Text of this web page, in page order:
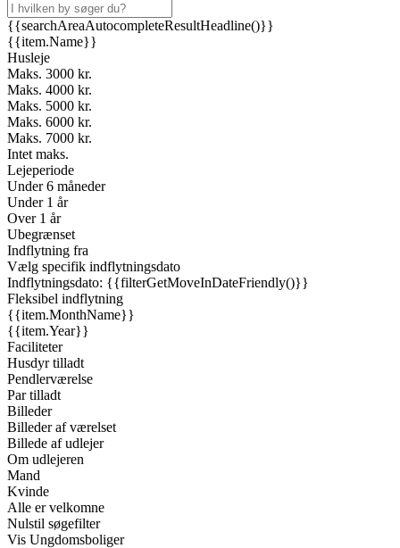
{{searchAreaAutocompleteResultHeadline()}}
{{item.Name}}
Husleje
Maks. 3000 kr.
Maks. 4000 kr.
Maks. 5000 kr.
Maks. 6000 kr.
Maks. 7000 kr.
Intet maks.
Lejeperiode
Under 6 måneder
Under 1 år
Over 1 år
Ubegrænset
Indflytning fra
Vælg specifik indflytningsdato
Indflytningsdato: {{filterGetMoveInDateFriendly()}}
Fleksibel indflytning
{{item.MonthName}}
{{item.Year}}
Faciliteter
Husdyr tilladt
Pendlerværelse
Par tilladt
Billeder
Billeder af værelset
Billede af udlejer
Om udlejeren
Mand
Kvinde
Alle er velkomne
Nulstil søgefilter
Vis Ungdomsboliger